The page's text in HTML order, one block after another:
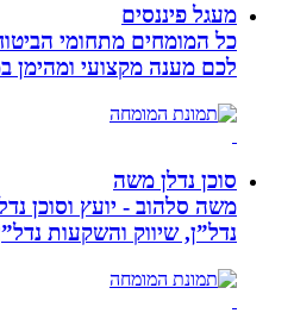
מעגל פיננסים
כל המומחים מתחומי הביטוח
לכם מענה מקצועי ומהימן
סוכן נדלן משה
משה סלהוב - יועץ וסוכן נדל”ן,
נדל”ן, שיווק והשקעות נדל”ן,